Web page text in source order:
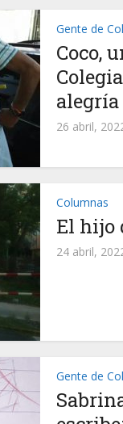
Gente de
Coco,
alegría
26 abril,
Columnas
El hijo
24 abril,
Gente de